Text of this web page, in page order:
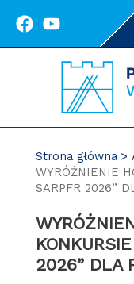
Strona główna
WYRÓŻNIENIE
SARPFR 2026”
WYRÓŻNIENIE HONOROWE W
2026” DLA